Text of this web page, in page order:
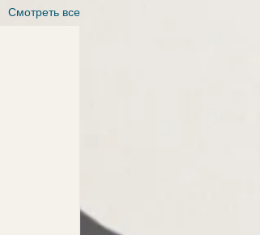
Смотреть все